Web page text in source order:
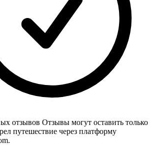
отзывов Отзывы могут оставить только
путешествие через платформу